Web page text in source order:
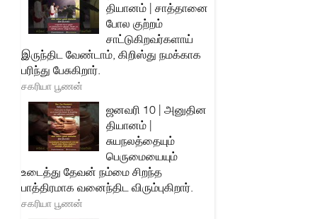
தியானம் | சாத்தானை
போல குற்றம்
சாட்டுகிறவர்களாய்
இருந்திட வேண்டாம், கிறிஸ்து நமக்காக
பரிந்து பேசுகிறார்.
சகரியா பூணன்
ஜனவரி 10 | அனுதின
தியானம் |
சுயநலத்தையும்
பெருமையையும்
உடைத்து தேவன் நம்மை சிறந்த
பாத்திரமாக வனைந்திட விரும்புகிறார்.
சகரியா பூணன்